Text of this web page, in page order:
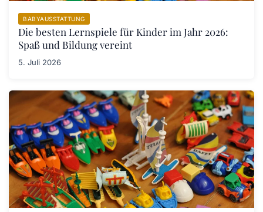
BABYAUSSTATTUNG
Die besten Lernspiele für Kinder im Jahr 2026:
Spaß und Bildung vereint
5. Juli 2026